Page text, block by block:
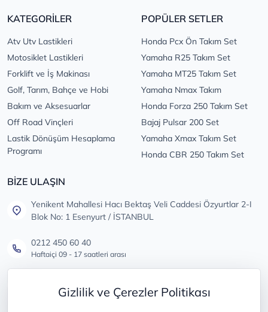
Gizlilik ve Çerezler Politikası
KATEGORİLER
Atv Utv Lastikleri
Motosiklet Lastikleri
Forklift ve İş Makinası
Golf, Tarım, Bahçe ve Hobi
Bakım ve Aksesuarlar
Off Road Vinçleri
Lastik Dönüşüm Hesaplama
Programı
POPÜLER SETLER
Honda Pcx Ön Takım Set
Yamaha R25 Takım Set
Yamaha MT25 Takım Set
Yamaha Nmax Takım
Honda Forza 250 Takım Set
Bajaj Pulsar 200 Set
Yamaha Xmax Takım Set
Honda CBR 250 Takım Set
BİZE ULAŞIN
Yenikent Mahallesi Hacı Bektaş Veli Caddesi Özyurtlar 2-I
Blok No: 1 Esenyurt / İSTANBUL
0212 450 60 40
Haftaiçi 09 - 17 saatleri arası
Tüm öneri ve şikayetleriniz için